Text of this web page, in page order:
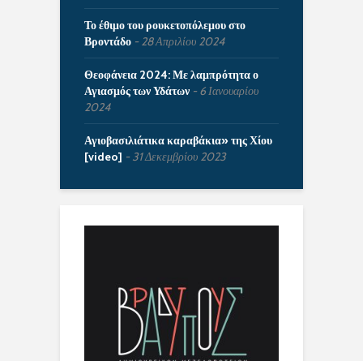
Το έθιμο του ρουκετοπόλεμου στο
Βροντάδο
28 Απριλίου 2024
Θεοφάνεια 2024: Με λαμπρότητα ο
Αγιασμός των Υδάτων
6 Ιανουαρίου
2024
Αγιοβασιλιάτικα καραβάκια» της Χίου
[video]
31 Δεκεμβρίου 2023